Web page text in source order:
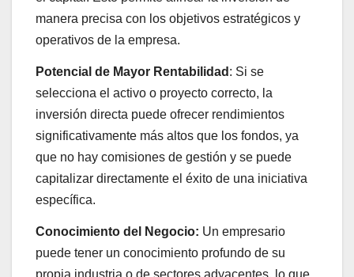
manera precisa con los objetivos estratégicos y
operativos de la empresa.
Potencial de Mayor Rentabilidad : Si se
selecciona el activo o proyecto correcto, la
inversión directa puede ofrecer rendimientos
significativamente más altos que los fondos, ya
que no hay comisiones de gestión y se puede
capitalizar directamente el éxito de una iniciativa
específica.
Conocimiento del Negocio: Un empresario
puede tener un conocimiento profundo de su
propia industria o de sectores adyacentes, lo que